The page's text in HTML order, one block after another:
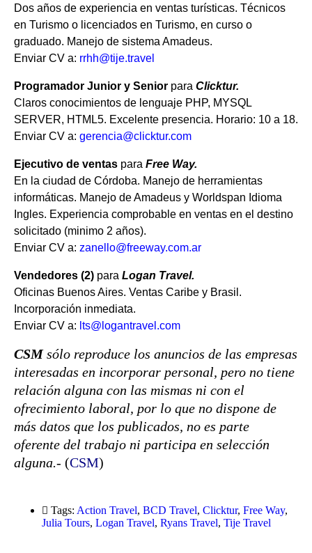
Dos años de experiencia en ventas turísticas. Técnicos
en Turismo o licenciados en Turismo, en curso o
graduado. Manejo de sistema Amadeus.
Enviar CV a: rrhh@tije.travel
Programador Junior y Senior para Clicktur.
Claros conocimientos de lenguaje PHP, MYSQL
SERVER, HTML5. Excelente presencia. Horario: 10 a 18.
Enviar CV a: gerencia@clicktur.com
Ejecutivo de ventas para Free Way.
En la ciudad de Córdoba. Manejo de herramientas
informáticas. Manejo de Amadeus y Worldspan Idioma
Ingles. Experiencia comprobable en ventas en el destino
solicitado (minimo 2 años).
Enviar CV a: zanello@freeway.com.ar
Vendedores (2) para Logan Travel.
Oficinas Buenos Aires. Ventas Caribe y Brasil.
Incorporación inmediata.
Enviar CV a: lts@logantravel.com
CSMsólo reproduce los anuncios de las empresas
interesadas en incorporar personal, pero no tiene
relación alguna con las mismas ni con el
ofrecimiento laboral, por lo que no dispone de
más datos que los publicados, no es parte
oferente del trabajo ni participa en selección
alguna.- (CSM)
Tags: Action Travel, BCD Travel, Clicktur, Free Way,
Julia Tours, Logan Travel, Ryans Travel, Tije Travel